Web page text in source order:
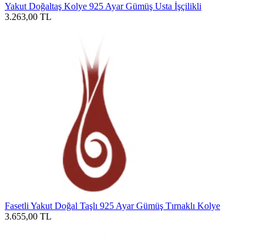
Yakut Doğaltaş Kolye 925 Ayar Gümüş Usta İşçilikli
3.263,00 TL
Fasetli Yakut Doğal Taşlı 925 Ayar Gümüş Tırnaklı Kolye
3.655,00 TL